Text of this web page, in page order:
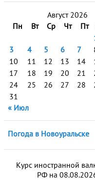
Август 2026
Пн
Вт Ср Чт Пт
3
4 5 6 7
10
11 12 13 14
17
18 19 20 21
24
25 26 27 28
31
« Июл
Погода в Новоуральске
Курс иностранной
РФ на